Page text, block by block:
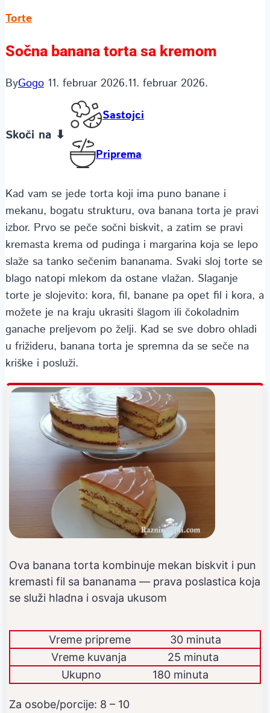
Torte
Sočna banana torta sa kremom
ByGogo 11. februar 2026.11. februar 2026.
Skoči na ⬇
Sastojci
Priprema
Kad vam se jede torta koji ima puno banane i
mekanu, bogatu strukturu, ova banana torta je pravi
izbor. Prvo se peče sočni biskvit, a zatim se pravi
kremasta krema od pudinga i margarina koja se lepo
slaže sa tanko sečenim bananama. Svaki sloj tortе se
blago natopi mlekom da ostane vlažan. Slaganje
tortе je slojevito: kora, fil, banane pa opet fil i kora, a
možete je na kraju ukrasiti šlagom ili čokoladnim
ganache preljevom po želji. Kad se sve dobro ohladi
u frižideru, banana torta je spremna da se seče na
kriške i posluži.
Ova banana torta kombinuje mekan biskvit i pun
kremasti fil sa bananama — prava poslastica koja
se služi hladna i osvaja ukusom
Vreme pripreme
30 minuta
Vreme kuvanja
25 minuta
Ukupno
180 minuta
Za osobe/porcije: 8 – 10